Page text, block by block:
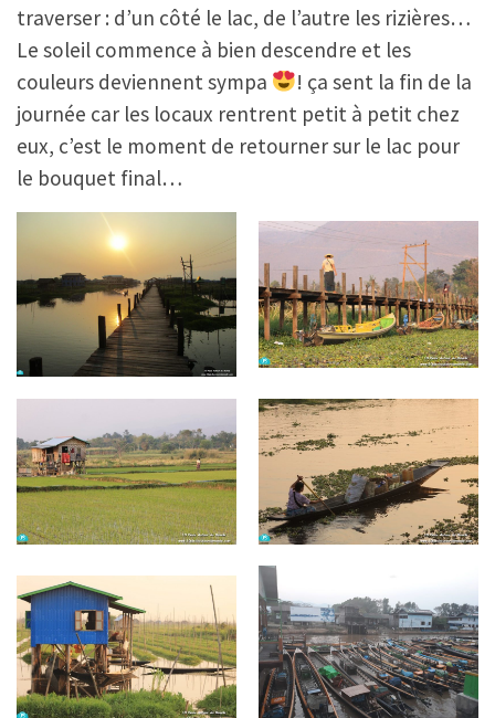
traverser : d’un côté le lac, de l’autre les rizières…
Le soleil commence à bien descendre et les
couleurs deviennent sympa
! ça sent la fin de la
journée car les locaux rentrent petit à petit chez
eux, c’est le moment de retourner sur le lac pour
le bouquet final…